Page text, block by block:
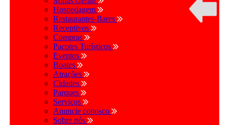
Hospedagem
Restaurantes-Bares
Receptivos
Compras
Pacotes Turísticos
Eventos
Boates
Atrações
Cidades
Parques
Serviços
Anuncie conosco
Sobre nós